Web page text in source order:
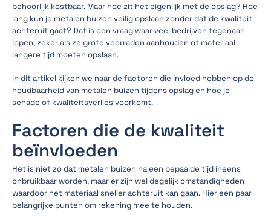
behoorlijk kostbaar. Maar hoe zit het eigenlijk met de opslag? Hoe
lang kun je metalen buizen veilig opslaan zonder dat de kwaliteit
achteruit gaat? Dat is een vraag waar veel bedrijven tegenaan
lopen, zeker als ze grote voorraden aanhouden of materiaal
langere tijd moeten opslaan.
In dit artikel kijken we naar de factoren die invloed hebben op de
houdbaarheid van metalen buizen tijdens opslag en hoe je
schade of kwaliteitsverlies voorkomt.
Factoren die de kwaliteit
beïnvloeden
Het is niet zo dat metalen buizen na een bepaalde tijd ineens
onbruikbaar worden, maar er zijn wel degelijk omstandigheden
waardoor het materiaal sneller achteruit kan gaan. Hier een paar
belangrijke punten om rekening mee te houden.